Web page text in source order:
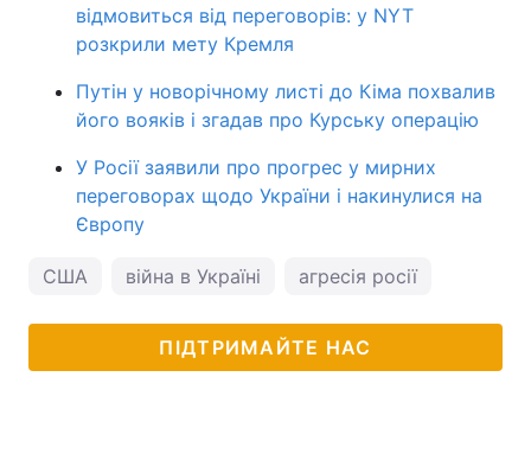
відмовиться від переговорів: у NYT
розкрили мету Кремля
Путін у новорічному листі до Кіма похвалив
його вояків і згадав про Курську операцію
У Росії заявили про прогрес у мирних
переговорах щодо України і накинулися на
Європу
США війна в Україні агресія росії
ПІДТРИМАЙТЕ НАС